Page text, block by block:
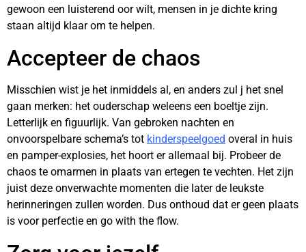
gewoon een luisterend oor wilt, mensen in je dichte kring
staan altijd klaar om te helpen.
Accepteer de chaos
Misschien wist je het inmiddels al, en anders zul j het snel
gaan merken: het ouderschap weleens een boeltje zijn.
Letterlijk en figuurlijk. Van gebroken nachten en
onvoorspelbare schema’s tot kinderspeelgoed overal in huis
en pamper-explosies, het hoort er allemaal bij. Probeer de
chaos te omarmen in plaats van ertegen te vechten. Het zijn
juist deze onverwachte momenten die later de leukste
herinneringen zullen worden. Dus onthoud dat er geen plaats
is voor perfectie en go with the flow.